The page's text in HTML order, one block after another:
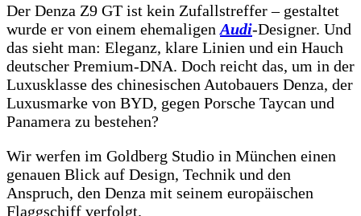
Der Denza Z9 GT ist kein Zufallstreffer – gestaltet
wurde er von einem ehemaligen Audi-Designer. Und
das sieht man: Eleganz, klare Linien und ein Hauch
deutscher Premium-DNA. Doch reicht das, um in der
Luxusklasse des chinesischen Autobauers Denza, der
Luxusmarke von BYD, gegen Porsche Taycan und
Panamera zu bestehen?
Wir werfen im Goldberg Studio in München einen
genauen Blick auf Design, Technik und den
Anspruch, den Denza mit seinem europäischen
Flaggschiff verfolgt.